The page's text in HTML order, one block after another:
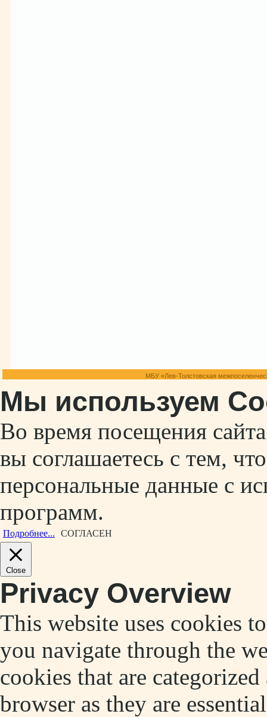
МБУ «Лев-Толстовская
Мы используем
Во время посещения
вы соглашаетесь с тем,
персональные данные с
программ.
Подробнее... СОГЛАСЕН
Close
Privacy Overview
This website uses cookies
you navigate through the
cookies that are
browser as they are